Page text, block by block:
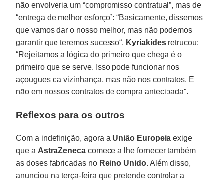
não envolveria um “compromisso contratual”, mas de
“entrega de melhor esforço”: “Basicamente, dissemos
que vamos dar o nosso melhor, mas não podemos
garantir que teremos sucesso“. Kyriakides retrucou:
“Rejeitamos a lógica do primeiro que chega é o
primeiro que se serve. Isso pode funcionar nos
açougues da vizinhança, mas não nos contratos. E
não em nossos contratos de compra antecipada”.
Reflexos para os outros
Com a indefinição, agora a União Europeia exige
que a AstraZeneca comece a lhe fornecer também
as doses fabricadas no Reino Unido. Além disso,
anunciou na terça-feira que pretende controlar a